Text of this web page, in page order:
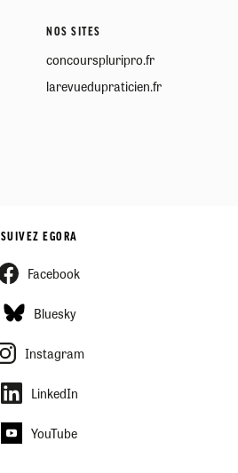
NOS SITES
concourspluripro.fr
larevuedupraticien.fr
SUIVEZ EGORA
Facebook
Bluesky
Instagram
LinkedIn
YouTube